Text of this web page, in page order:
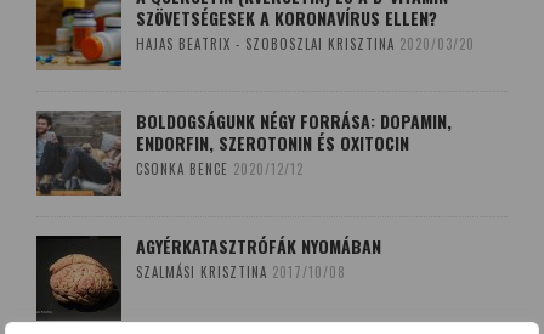
SZÖVETSÉGESEK A KORONAVÍRUS ELLEN?
HAJAS BEATRIX - SZOBOSZLAI KRISZTINA 2020/03/20
BOLDOGSÁGUNK NÉGY FORRÁSA: DOPAMIN,
ENDORFIN, SZEROTONIN ÉS OXITOCIN
CSONKA BENCE 2020/12/12
AGYÉRKATASZTRÓFÁK NYOMÁBAN
SZALMÁSI KRISZTINA 2017/10/08